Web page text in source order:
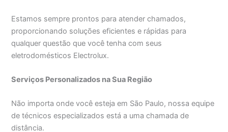
Estamos sempre prontos para atender chamados,
proporcionando soluções eficientes e rápidas para
qualquer questão que você tenha com seus
eletrodomésticos Electrolux.
Serviços Personalizados na Sua Região
Não importa onde você esteja em São Paulo, nossa equipe
de técnicos especializados está a uma chamada de
distância.